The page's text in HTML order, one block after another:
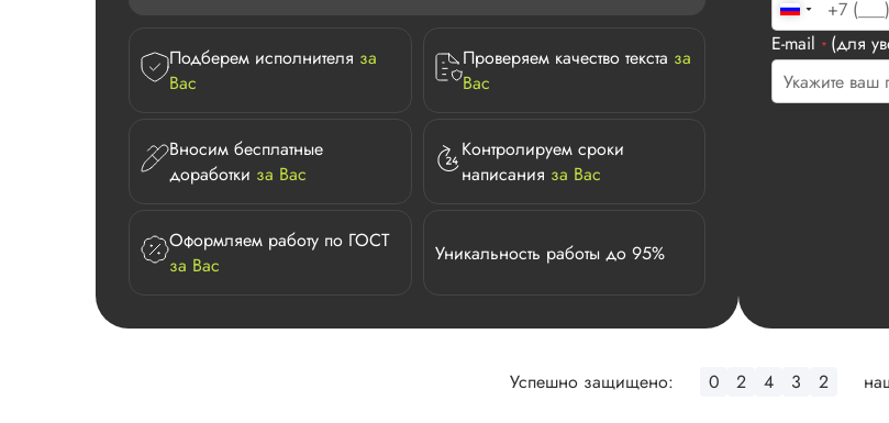
Подберем исполнителя за
Вас
Проверяем качество текста за
Вас
Вносим бесплатные
доработки за Вас
Контролируем сроки
написания за Вас
Оформляем работу по ГОСТ
за Вас
Уникальность работы до 95%
E-mail * (для
Успешно защищено: 2
3
4
2
0